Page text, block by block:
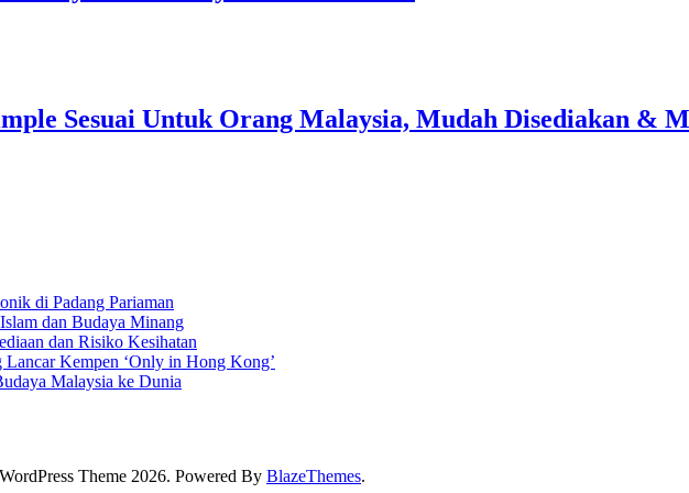
Sesuai Untuk Orang Malaysia, Mudah Disediakan &
di Padang Pariaman
dan Budaya Minang
dan Risiko Kesihatan
Kempen ‘Only in Hong Kong’
Malaysia ke Dunia
Theme 2026. Powered By BlazeThemes.